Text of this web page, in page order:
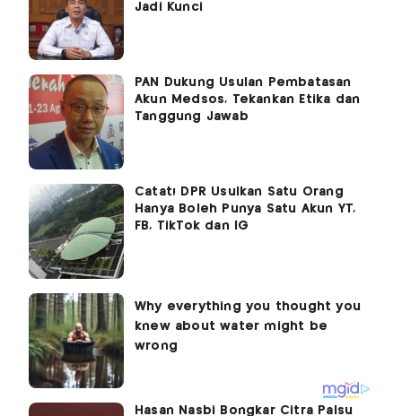
Jadi Kunci
PAN Dukung Usulan Pembatasan
Akun Medsos, Tekankan Etika dan
Tanggung Jawab
Catat! DPR Usulkan Satu Orang
Hanya Boleh Punya Satu Akun YT,
FB, TikTok dan IG
Hasan Nasbi Bongkar Citra Palsu